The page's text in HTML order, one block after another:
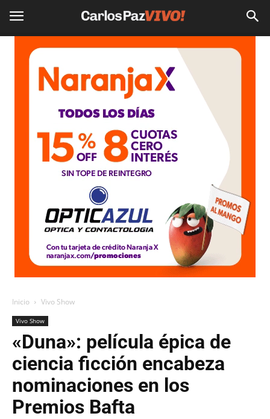
Inicio Vivo Show
Vivo Show
«Duna»: película épica de
ciencia ficción encabeza
nominaciones en los
Premios Bafta